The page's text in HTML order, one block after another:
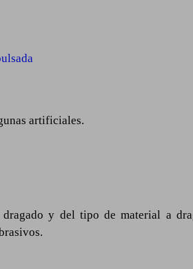
artificiales.
y del tipo de material a